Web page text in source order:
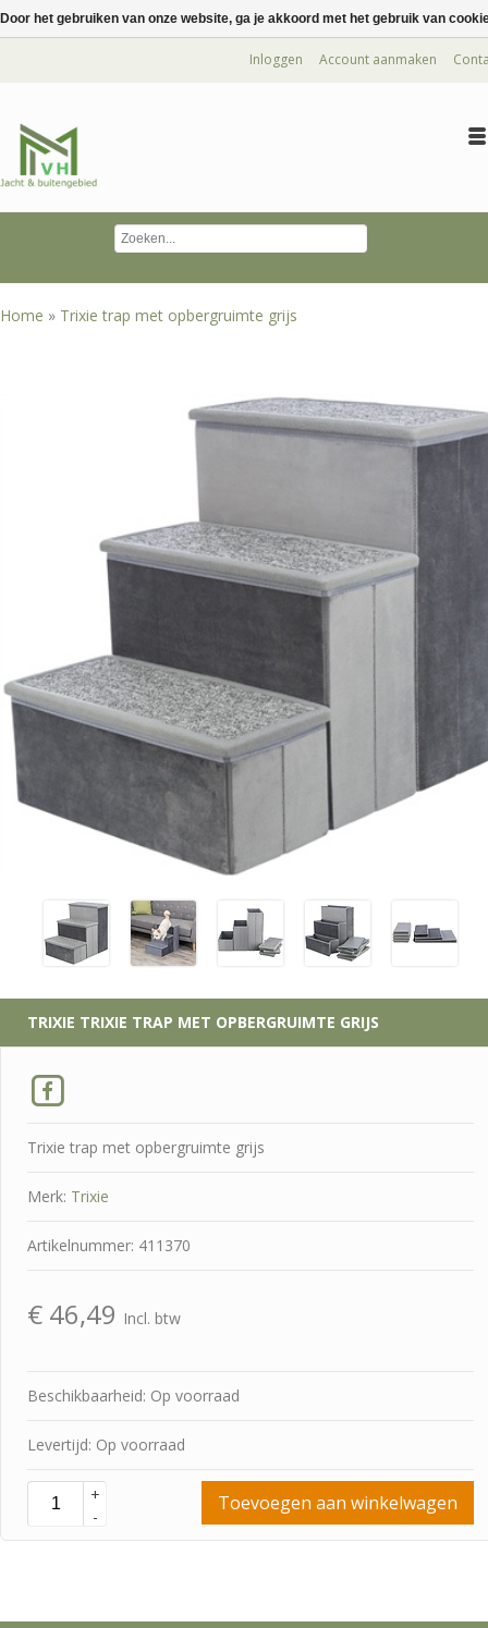
Inloggen Account aanmaken
Home » Trixie trap met opbergruimte grijs
TRIXIE TRIXIE TRAP MET OPBERGRUIMTE GRIJS
Trixie trap met opbergruimte grijs
Merk: Trixie
Artikelnummer: 411370
€ 46,49 Incl. btw
Beschikbaarheid: Op voorraad
Levertijd: Op voorraad
+
-
Toevoegen aan winkelwagen
Door het gebruiken van onze website, ga je akkoord met het gebruik van